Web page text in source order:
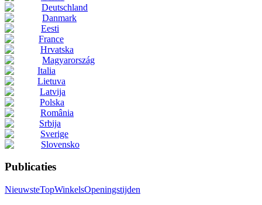
Deutschland
Danmark
Eesti
France
Hrvatska
Magyarország
Italia
Lietuva
Latvija
Polska
România
Srbija
Sverige
Slovensko
Publicaties
NieuwsteTopWinkelsOpeningstijden